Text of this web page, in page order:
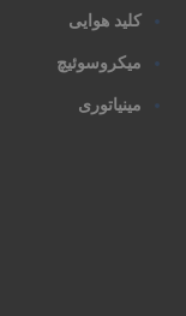
کلید هوایی
میکروسوئیچ
مینیاتوری